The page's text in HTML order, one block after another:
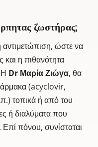
ζωστήρας;
αντιμετώπιση, ώστε να
και η πιθανότητα
Η Dr Μαρία Ζιώγα, θα
(acyclovir,
τοπικά ή από του
ή διαλύματα που
πόνου, συνίσταται